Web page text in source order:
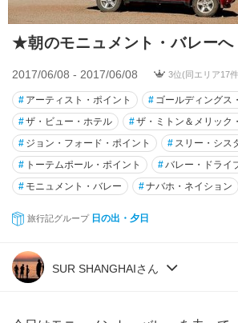
★朝のモニュメント・バレーへ
2017/06/08 - 2017/06/08 3位(同エリア17
# アーティスト・ポイント # ゴールディングス
#ザ・ビュー・ホテル #ザ・ミトン＆メリック
# ジョン・フォード・ポイント # スリー・シス
# トーテムポール・ポイント #バレー・ドライ
# モニュメント・バレー #ナバホ・ネイション
旅行記グループ 日の出・夕日
SUR SHANGHAIさん